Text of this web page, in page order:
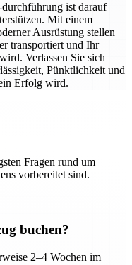
ist darauf
Mit einem
Ausrüstung stellen
transportiert und Ihr
Verlassen Sie sich
Pünktlichkeit und
Erfolg wird.
Fragen rund um
vorbereitet sind.
buchen?
2–4 Wochen im